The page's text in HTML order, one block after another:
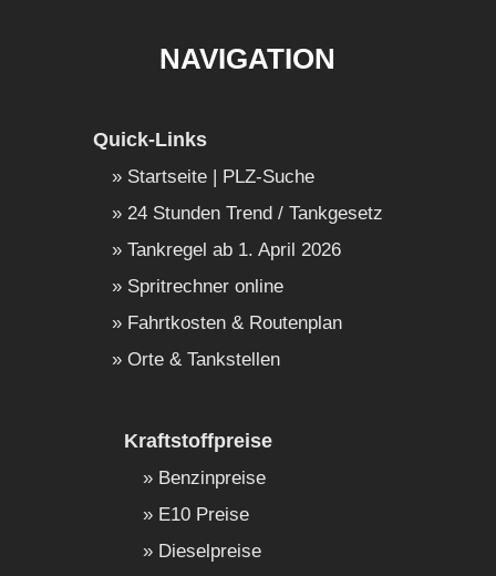
NAVIGATION
Quick-Links
Startseite | PLZ-Suche
24 Stunden Trend / Tankgesetz
Tankregel ab 1. April 2026
Spritrechner online
Fahrtkosten & Routenplan
Orte & Tankstellen
Kraftstoffpreise
Benzinpreise
E10 Preise
Dieselpreise